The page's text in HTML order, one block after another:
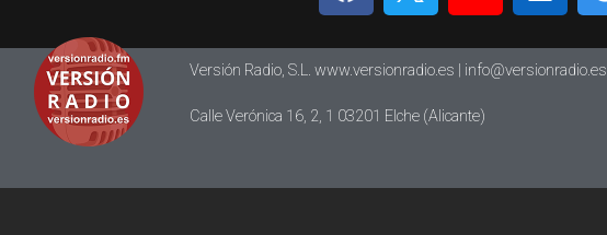
Versión Radio, S.L. www.versionradio.es | info@versionradio.es
Calle Verónica 16, 2, 1 03201 Elche (Alicante)